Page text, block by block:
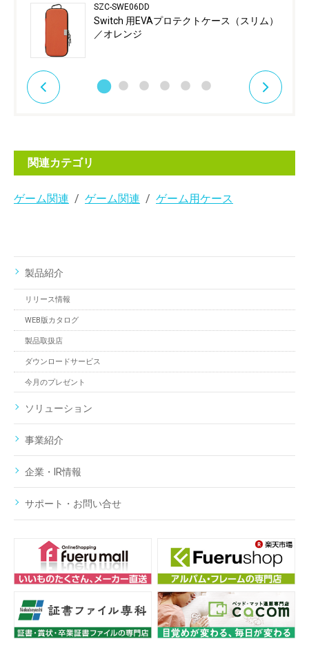
SZC-SWE06DD
Switch 用EVAプロテクトケース（スリム）
／オレンジ
関連カテゴリ
ゲーム関連 ゲーム関連 ゲーム用ケース
製品紹介
リリース情報
WEB版カタログ
製品取扱店
ダウンロードサービス
今月のプレゼント
ソリューション
事業紹介
企業・IR情報
サポート・お問い合せ